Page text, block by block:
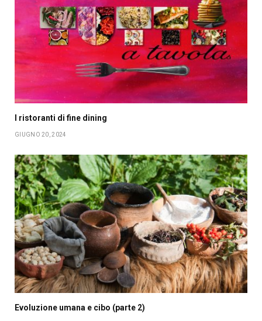
I ristoranti di fine dining
GIUGNO 20, 2024
Evoluzione umana e cibo (parte 2)